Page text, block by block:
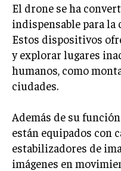
El drone se ha
indispensable para la
Estos dispositivos
y explorar lugares
humanos, como
ciudades.
Además de su
están equipados con
estabilizadores de
imágenes en